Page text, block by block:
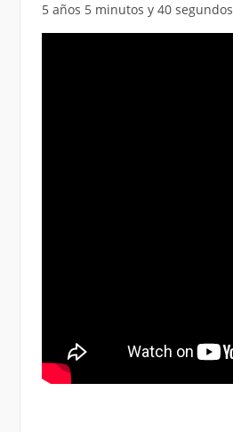
5 años 5 minutos y 40 segundos